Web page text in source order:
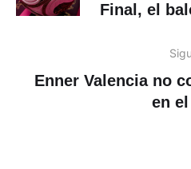
Final, el
Enner Valencia no
en